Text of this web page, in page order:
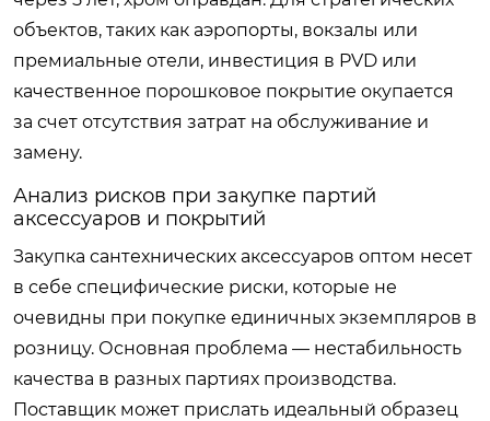
объектов, таких как аэропорты, вокзалы или
премиальные отели, инвестиция в PVD или
качественное порошковое покрытие окупается
за счет отсутствия затрат на обслуживание и
замену.
Анализ рисков при закупке партий
аксессуаров и покрытий
Закупка сантехнических аксессуаров оптом несет
в себе специфические риски, которые не
очевидны при покупке единичных экземпляров в
розницу. Основная проблема — нестабильность
качества в разных партиях производства.
Поставщик может прислать идеальный образец